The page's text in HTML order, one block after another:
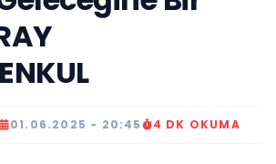
01.06.2025 - 20:45 4 DK OKUMA